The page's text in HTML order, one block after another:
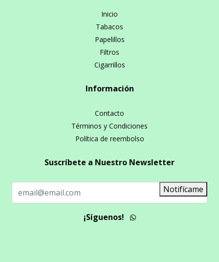
Inicio
Tabacos
Papelillos
Filtros
Cigarrillos
Información
Contacto
Términos y Condiciones
Política de reembolso
Suscríbete a Nuestro Newsletter
Notifícame
¡Síguenos!